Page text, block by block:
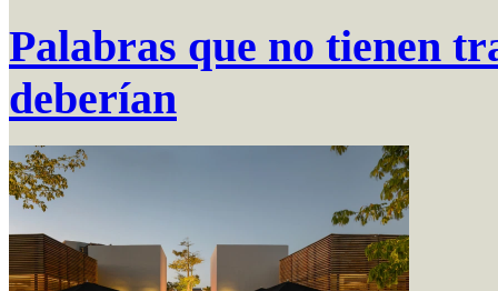
Palabras que no tienen
deberían